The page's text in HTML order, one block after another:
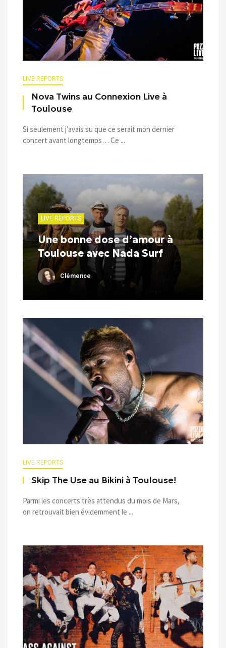
LIVE REPORTS
Nova Twins au Connexion Live à
Toulouse
Si seulement j’avais su que ce serait mon dernier
concert avant longtemps… Ce ...
LIVE REPORTS
Une bonne dose d’amour à
Toulouse avec Nada Surf
Clémence
LIVE REPORTS
Skip The Use au Bikini à Toulouse!
Parmi les concerts très attendus du mois de Mars,
on retrouvait bien évidemment le ...